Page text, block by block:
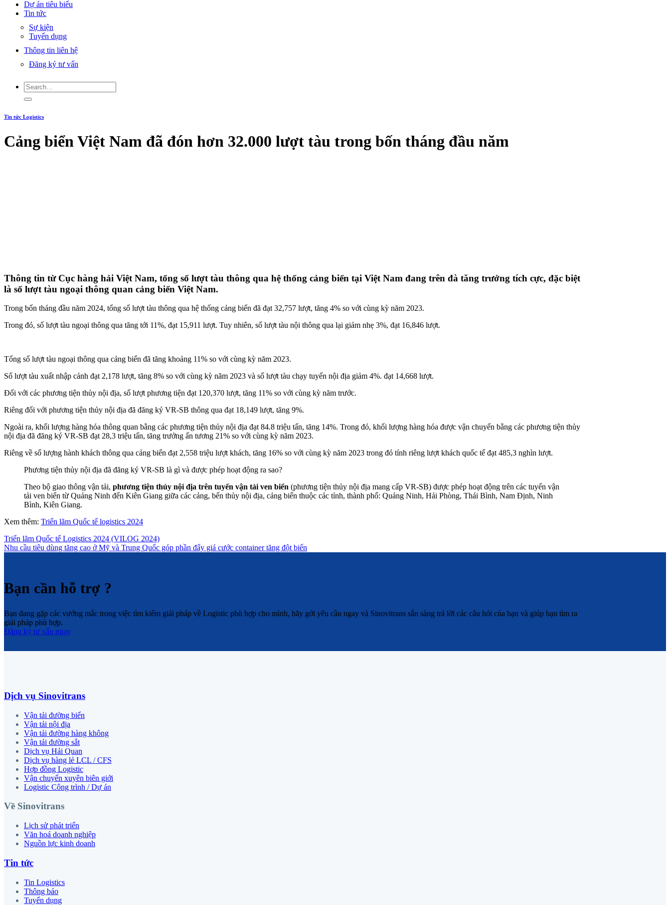
Dự án tiêu biểu
Tin tức
Sự kiện
Tuyển dụng
Thông tin liên hệ
Đăng ký tư vấn
Tin tức Logistics
Cảng biển Việt Nam đã đón hơn 32.000 lượt tàu trong bốn tháng đầu năm
Thông tin từ Cục hàng hải Việt Nam, tổng số lượt tàu thông qua hệ thống cảng biển tại Việt Nam đang trên đà tăng trưởng tích cực, đặc biệt
là số lượt tàu ngoại thông quan cảng biển Việt Nam.
Trong bốn tháng đầu năm 2024, tổng số lượt tàu thông qua hệ thống cảng biển đã đạt 32,757 lượt, tăng 4% so với cùng kỳ năm 2023.
Trong đó, số lượt tàu ngoại thông qua tăng tới 11%, đạt 15,911 lượt. Tuy nhiên, số lượt tàu nội thông qua lại giảm nhẹ 3%, đạt 16,846 lượt.
Tổng số lượt tàu ngoại thông qua cảng biển đã tăng khoảng 11% so với cùng kỳ năm 2023.
Số lượt tàu xuất nhập cảnh đạt 2,178 lượt, tăng 8% so với cùng kỳ năm 2023 và số lượt tàu chạy tuyến nội địa giảm 4%. đạt 14,668 lượt.
Đối với các phương tiện thủy nội địa, số lượt phương tiện đạt 120,370 lượt, tăng 11% so với cùng kỳ năm trước.
Riêng đối với phương tiện thủy nội địa đã đăng ký VR-SB thông qua đạt 18,149 lượt, tăng 9%.
Ngoài ra, khối lượng hàng hóa thông quan bằng các phương tiện thủy nội địa đạt 84.8 triệu tấn, tăng 14%. Trong đó, khối lượng hàng hóa được vận chuyển bằng các phương tiện thủy
nội địa đã đăng ký VR-SB đạt 28,3 triệu tấn, tăng trưởng ấn tương 21% so với cùng kỳ năm 2023.
Riêng về số lượng hành khách thông qua cảng biển đạt 2,558 triệu lượt khách, tăng 16% so với cùng kỳ năm 2023 trong đó tính riêng lượt khách quốc tế đạt 485,3 nghìn lượt.
Phương tiện thủy nội địa đã đăng ký VR-SB là gì và được phép hoạt động ra sao?
Theo bộ giao thông vận tải, phương tiện thủy nội địa trên tuyến vận tải ven biển (phương tiện thủy nội địa mang cấp VR-SB) được phép hoạt động trên các tuyến vận
tải ven biển từ Quảng Ninh đến Kiên Giang giữa các cảng, bến thủy nội địa, cảng biển thuộc các tỉnh, thành phố: Quảng Ninh, Hải Phòng, Thái Bình, Nam Định, Ninh
Bình, Kiên Giang.
Xem thêm: Triển lãm Quốc tế logistics 2024
Triển lãm Quốc tế Logistics 2024 (VILOG 2024)
Nhu cầu tiêu dùng tăng cao ở Mỹ và Trung Quốc góp phần đẩy giá cước container tăng đột biến
Bạn cần hỗ trợ ?
Bạn đang gặp các vướng mắc trong việc tìm kiếm giải pháp về Logistic phù hợp cho mình, hãy gởi yêu cầu ngay và Sinovitrans sẵn sàng trả lời các câu hỏi của bạn và giúp bạn tìm ra
giải pháp phù hợp.
Đăng ký tư vấn ngay
Dịch vụ Sinovitrans
Vận tải đường biển
Vận tải nội địa
Vận tải đường hàng không
Vận tải đường sắt
Dịch vụ Hải Quan
Dịch vụ hàng lẻ LCL / CFS
Hợp đồng Logistic
Vận chuyển xuyên biên giới
Logistic Công trình / Dự án
Về Sinovitrans
Lịch sử phát triển
Văn hoá doanh nghiệp
Nguồn lực kinh doanh
Tin tức
Tin Logistics
Thông báo
Tuyển dụng